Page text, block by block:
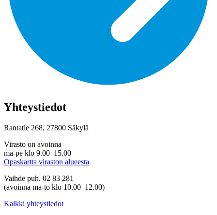
Yhteystiedot
Rantatie 268, 27800 Säkylä
Virasto on avoinna
ma-pe klo 9.00–15.00
Opaskartta viraston alueesta
Vaihde puh. 02 83 281
(avoinna ma-to klo 10.00–12.00)
Kaikki yhteystiedot